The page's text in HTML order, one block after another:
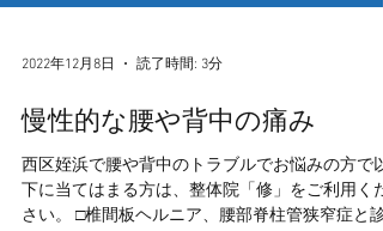
2022年12月8日 読了時間: 3分
慢性的な腰や背中の痛み
西区姪浜で腰や背中のトラブルでお悩みの方で以
下に当てはまる方は、整体院「修」をご利用くだ
さい。 □椎間板ヘルニア、腰部脊柱管狭窄症と診